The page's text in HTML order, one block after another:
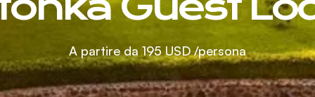
A partire da 195 USD/persona